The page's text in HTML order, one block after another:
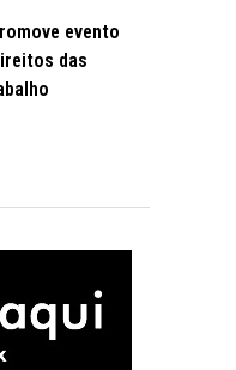
evento
das